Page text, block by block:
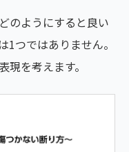
のようにすると良い
1つではありません。
現を考えます。